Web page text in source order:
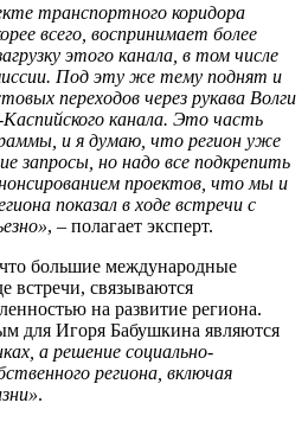
транспортного коридора
всего, воспринимает более
этого канала, в том числе
Под эту же тему поднят и
переходов через рукава Волги
Каспийского канала. Это часть
и я думаю, что регион уже
запросы, но надо все подкрепить
проектов, что мы и
показал в ходе встречи с
, – полагает эксперт.
большие международные
встречи, связываются
на развитие региона.
для Игоря Бабушкина являются
а решение социально-
региона, включая
.